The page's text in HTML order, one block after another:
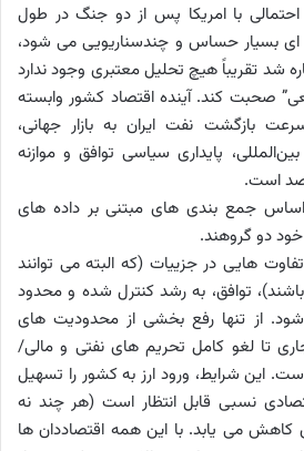
احتمالی با امریکا پس از دو جنگ در طول
ای بسیار حساس و چندسناریویی می شود،
شد تقریباً هیچ تحلیل معتبری وجود ندارد
صحبت کند. آینده اقتصاد کشور وابسته
بازگشت نفت ایران به بازار جهانی،
پایداری سیاسی توافق و موازنه
است.
اساس جمع بندی های مبتنی بر داده های
دو گروهند.
هایی در جزییات (که البته می توانند
توافق، به رشد کنترل شده و محدود
از تنها رفع بخشی از محدودیت های
تا لغو کامل تحریم های نفتی و مالی/
این شرایط، ورود ارز به کشور را تسهیل
نسبی قابل انتظار است (هر چند نه
می یابد. با این همه اقتصاددان ها